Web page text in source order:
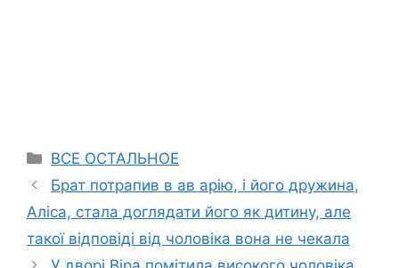
Categories
ВСЕ ОСТАЛЬНОЕ
Брат потрапив в ав арію, і його дружина,
Аліса, стала доглядати його як дитину, але
такої відповіді від чоловіка вона не чекала